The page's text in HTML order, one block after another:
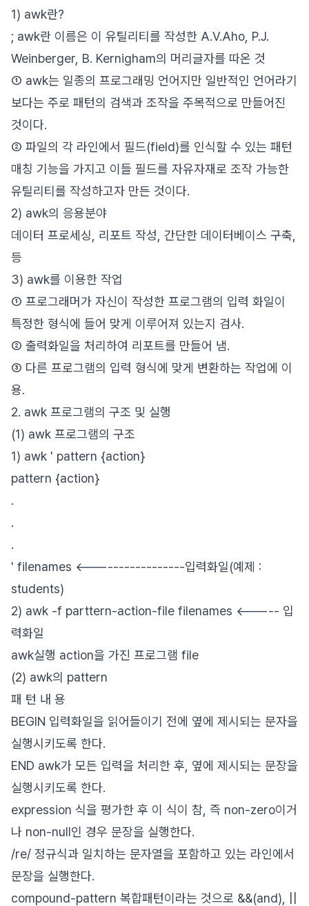
1) awk란?
; awk란 이름은 이 유틸리티를 작성한 A.V.Aho, P.J.
Weinberger, B. Kernigham의 머리글자를 따온 것
① awk는 일종의 프로그래밍 언어지만 일반적인 언어라기
보다는 주로 패턴의 검색과 조작을 주목적으로 만들어진
것이다.
② 파일의 각 라인에서 필드(field)를 인식할 수 있는 패턴
매칭 기능을 가지고 이들 필드를 자유자재로 조작 가능한
유틸리티를 작성하고자 만든 것이다.
2) awk의 응용분야
데이터 프로세싱, 리포트 작성, 간단한 데이터베이스 구축,
등
3) awk를 이용한 작업
① 프로그래머가 자신이 작성한 프로그램의 입력 화일이
특정한 형식에 들어 맞게 이루어져 있는지 검사.
② 출력화일을 처리하여 리포트를 만들어 냄.
③ 다른 프로그램의 입력 형식에 맞게 변환하는 작업에 이
용.
2. awk 프로그램의 구조 및 실행
(1) awk 프로그램의 구조
1) awk ' pattern {action}
pattern {action}
.
.
.
' filenames <-----------------입력화일(예제 :
students)
2) awk -f parttern-action-file filenames <----- 입
력화일
awk실행 action을 가진 프로그램 file
(2) awk의 pattern
패 턴 내 용
BEGIN 입력화일을 읽어들이기 전에 옆에 제시되는 문자을
실행시키도록 한다.
END awk가 모든 입력을 처리한 후, 옆에 제시되는 문장을
실행시키도록 한다.
expression 식을 평가한 후 이 식이 참, 즉 non-zero이거
나 non-null인 경우 문장을 실행한다.
/re/ 정규식과 일치하는 문자열을 포함하고 있는 라인에서
문장을 실행한다.
compound-pattern 복합패턴이라는 것으로 &&(and), ||